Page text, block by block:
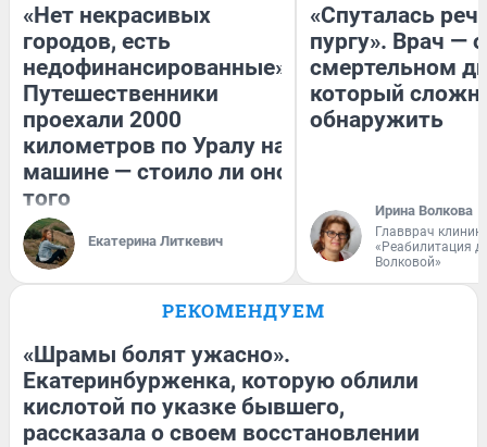
«Нет некрасивых
городов, есть
недофинансированные».
Путешественники
проехали 2000
километров по Уралу на
машине — стоило ли оно
того
Екатерина Литкевич
«Спуталась
пургу». Врач — о
смертельном
который
обнаружить
Ирина Волкова
Главврач
«Реабилитация
Волковой»
РЕКОМЕНДУЕМ
«Шрамы болят ужасно».
Екатеринбурженка, которую облили
кислотой по указке бывшего,
рассказала о своем восстановлении